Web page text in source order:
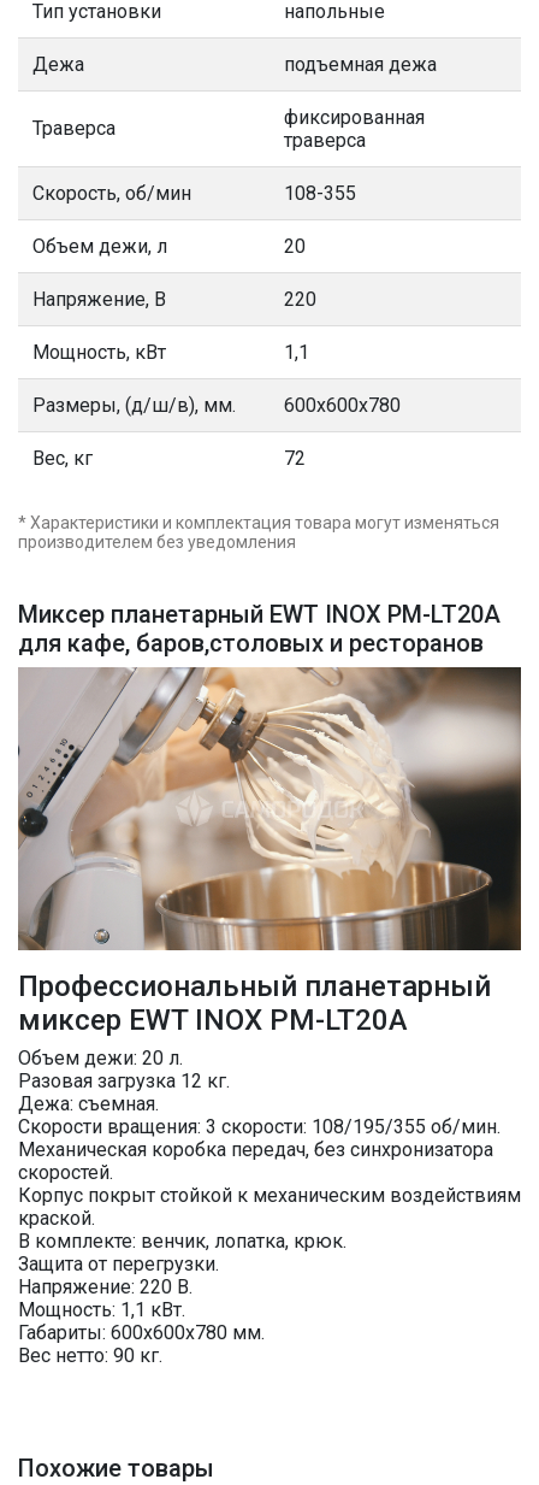
Миксер планетарный EWT INOX PM-LT20A
для кафе, баров,столовых и ресторанов
Профессиональный планетарный
миксер EWT INOX PM-LT20A
Объем дежи: 20 л.
Разовая загрузка 12 кг.
Дежа: съемная.
Скорости вращения: 3 скорости: 108/195/355 об/мин.
Механическая коробка передач, без синхронизатора
скоростей.
Корпус покрыт стойкой к механическим воздействиям
краской.
В комплекте: венчик, лопатка, крюк.
Защита от перегрузки.
Напряжение: 220 В.
Мощность: 1,1 кВт.
Габариты: 600х600х780 мм.
Вес нетто: 90 кг.
Тип установки напольные
Дежа подъемная дежа
Траверса
фиксированная
траверса
Скорость, об/мин 108-355
Объем дежи, л 20
Напряжение, В 220
Мощность, кВт 1,1
Размеры, (д/ш/в), мм. 600х600х780
Вес, кг 72
* Характеристики и комплектация товара могут изменяться
производителем без уведомления
Похожие товары